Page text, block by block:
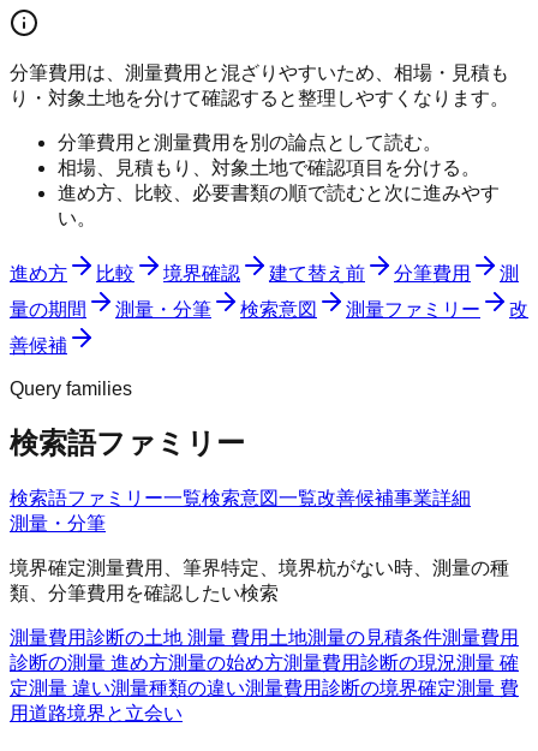
分筆費用は、測量費用と混ざりやすいため、相場・見積も
り・対象土地を分けて確認すると整理しやすくなります。
分筆費用と測量費用を別の論点として読む。
相場、見積もり、対象土地で確認項目を分ける。
進め方、比較、必要書類の順で読むと次に進みやす
い。
進め方 比較 境界確認 建て替え前 分筆費用
測
量の期間
測量・分筆 検索意図 測量ファミリー
改
善候補
Query families
検索語ファミリー
検索語ファミリー一覧検索意図一覧改善候補事業詳細
測量・分筆
境界確定測量費用、筆界特定、境界杭がない時、測量の種
類、分筆費用を確認したい検索
測量費用診断の土地 測量 費用 土地測量の見積条件測量費用
診断の測量 進め方測量の始め方測量費用診断の現況測量 確
定測量 違い測量種類の違い測量費用診断の境界確定測量 費
用道路境界と立会い